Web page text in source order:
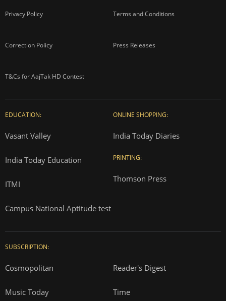
Privacy Policy Terms and Conditions
Correction Policy Press Releases
T&Cs for AajTak HD Contest
EDUCATION:
Vasant Valley
India Today Education
ITMI
Campus National Aptitude test
ONLINE SHOPPING:
India Today Diaries
PRINTING:
Thomson Press
SUBSCRIPTION:
Cosmopolitan Reader's Digest
Music Today Time